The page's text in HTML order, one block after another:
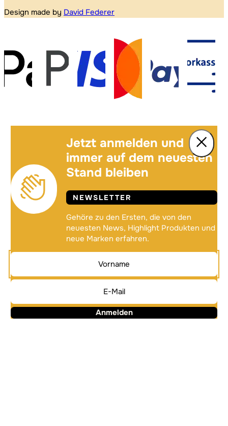
Design made by David Federer
Jetzt anmelden und
immer auf dem neuesten
Stand bleiben
NEWSLETTER
Gehöre zu den Ersten, die von den
neuesten News, Highlight Produkten und
neue Marken erfahren.
Anmelden